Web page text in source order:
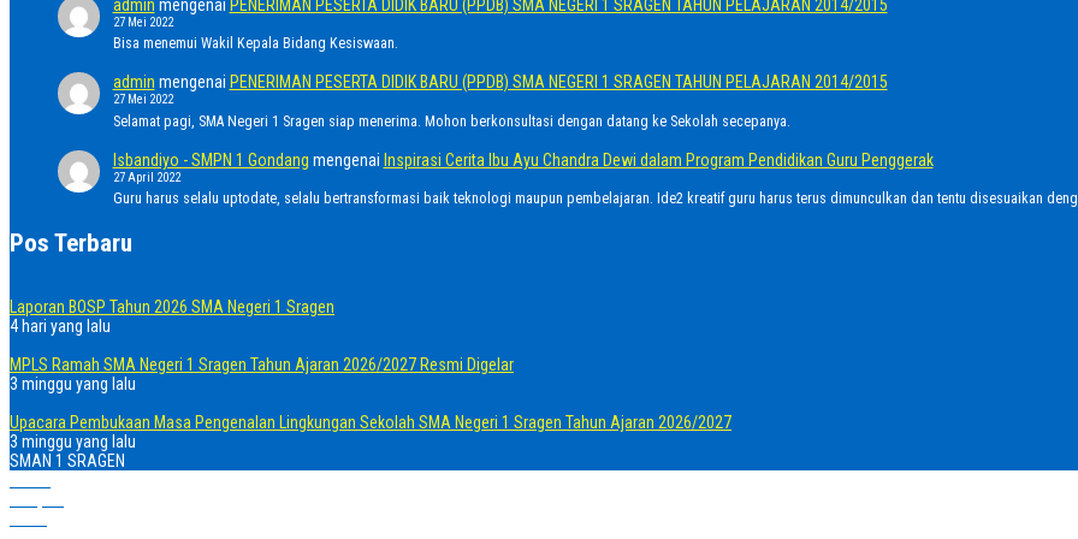
admin mengenai PENERIMAN PESERTA DIDIK BARU (PPDB) SMA NEGERI 1 SRAGEN TAHUN PELAJARAN 2014/2015
27 Mei 2022
Bisa menemui Wakil Kepala Bidang Kesiswaan.
admin mengenai PENERIMAN PESERTA DIDIK BARU (PPDB) SMA NEGERI 1 SRAGEN TAHUN PELAJARAN 2014/2015
27 Mei 2022
Selamat pagi, SMA Negeri 1 Sragen siap menerima. Mohon berkonsultasi dengan datang ke Sekolah secepanya.
Isbandiyo - SMPN 1 Gondang mengenai Inspirasi Cerita Ibu Ayu Chandra Dewi dalam Program Pendidikan Guru Penggerak
27 April 2022
Guru harus selalu uptodate, selalu bertransformasi baik teknologi maupun pembelajaran. Ide2 kreatif guru harus terus dimunculkan dan tentu disesuaikan
Pos Terbaru
Laporan BOSP Tahun 2026 SMA Negeri 1 Sragen
4 hari yang lalu
MPLS Ramah SMA Negeri 1 Sragen Tahun Ajaran 2026/2027 Resmi Digelar
3 minggu yang lalu
Upacara Pembukaan Masa Pengenalan Lingkungan Sekolah SMA Negeri 1 Sragen Tahun Ajaran 2026/2027
3 minggu yang lalu
SMAN 1 SRAGEN